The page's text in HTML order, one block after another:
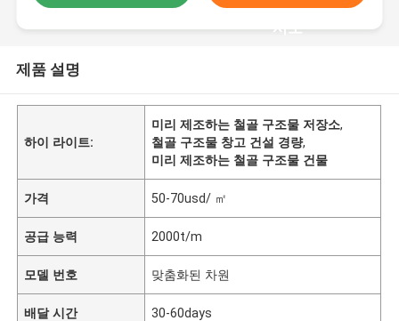
시오
제품 설명
하이 라이트:
미리 제조하는 철골 구조물 저장소,
철골 구조물 창고 건설 경량,
미리 제조하는 철골 구조물 건물
가격 50-70usd/ ㎡
공급 능력 2000t/m
모델 번호 맞춤화된 차원
배달 시간 30-60days